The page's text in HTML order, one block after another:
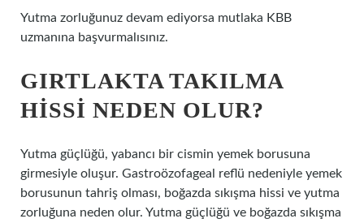
Yutma zorluğunuz devam ediyorsa mutlaka KBB
uzmanına başvurmalısınız.
GIRTLAKTA TAKILMA
HISSI NEDEN OLUR?
Yutma güçlüğü, yabancı bir cismin yemek borusuna
girmesiyle oluşur. Gastroözofageal reflü nedeniyle yemek
borusunun tahriş olması, boğazda sıkışma hissi ve yutma
zorluğuna neden olur. Yutma güçlüğü ve boğazda sıkışma